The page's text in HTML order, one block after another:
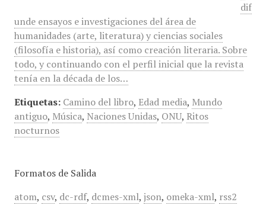
dif
unde ensayos e investigaciones del área de
humanidades (arte, literatura) y ciencias sociales
(filosofía e historia), así como creación literaria. Sobre
todo, y continuando con el perfil inicial que la revista
tenía en la década de los…
Etiquetas: Camino del libro, Edad media, Mundo
antiguo, Música, Naciones Unidas, ONU, Ritos
nocturnos
Formatos de Salida
atom, csv, dc-rdf, dcmes-xml, json, omeka-xml, rss2